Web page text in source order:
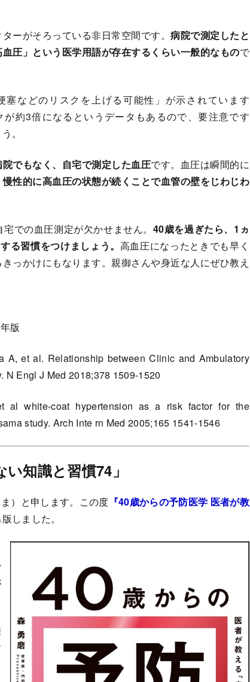
ーがそろっている非日常空間です。病院で測定したと
圧」という医学用語が存在するくらい一般的なもので
などのリスクを上げる可能性」が示されています
が約3倍になるというデータもあるので、要注意です
。
でもなく、自宅で測定した血圧です。血圧は瞬間的に
慢性的に高血圧の状態が続くことで血管の壁をじわじわ
での血圧測定が欠かせません。 40歳を過ぎたら、1ヵ
る習慣をつけましょう。 高血圧になったときでも早く
っかけにもなります。親御さんや身近な人にぜひ教え
版
et al. Relationship between Clinic and Ambulatory
N Engl J Med 2018;378 1509-1520
white-coat hypertension as a risk factor for the
study. Arch Inte rn Med 2005;165 1541-1546
知識と習慣74」
）と申します。この度 『40歳からの予防医学 医者が教
しました。